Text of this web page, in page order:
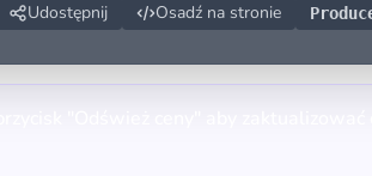
Udostępnij Osadź na stronie